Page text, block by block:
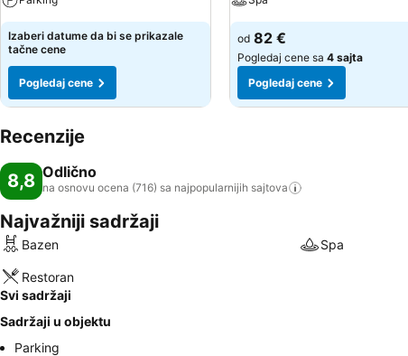
Izaberi datume da bi se prikazale
tačne cene
Pogledaj cene
od 82 €
Pogledaj cene sa 4 sajta
Pogledaj cene
Recenzije
8,8 Odlično
na osnovu ocena (716) sa najpopularnijih sajtova
Najvažniji sadržaji
Bazen Spa
Restoran
Svi sadržaji
Sadržaji u objektu
Parking